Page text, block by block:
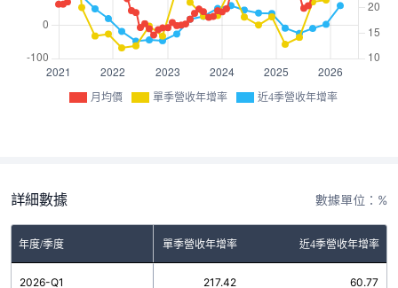
月均價 單季營收年增率 近4季營收年增率
詳細數據 數據單位：%
年度/季度 單季營收年增率 近4季營收年增率
2026-Q1 217.42 60.77